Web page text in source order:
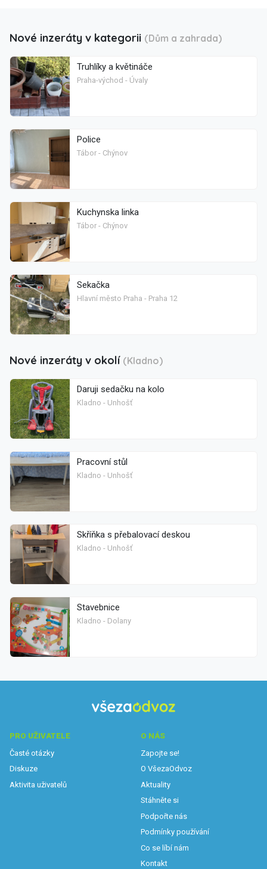
Nové inzeráty v kategorii (Dům a zahrada)
Truhlíky a květináče
Praha-východ - Úvaly
Police
Tábor - Chýnov
Kuchynska linka
Tábor - Chýnov
Sekačka
Hlavní město Praha - Praha 12
Nové inzeráty v okolí (Kladno)
Daruji sedačku na kolo
Kladno - Unhošť
Pracovní stůl
Kladno - Unhošť
Skříňka s přebalovací deskou
Kladno - Unhošť
Stavebnice
Kladno - Dolany
PRO UŽIVATELE
Časté otázky
Diskuze
Aktivita uživatelů
O NÁS
Zapojte se!
O VšezaOdvoz
Aktuality
Stáhněte si
Podpořte nás
Podmínky používání
Co se líbí nám
Kontakt